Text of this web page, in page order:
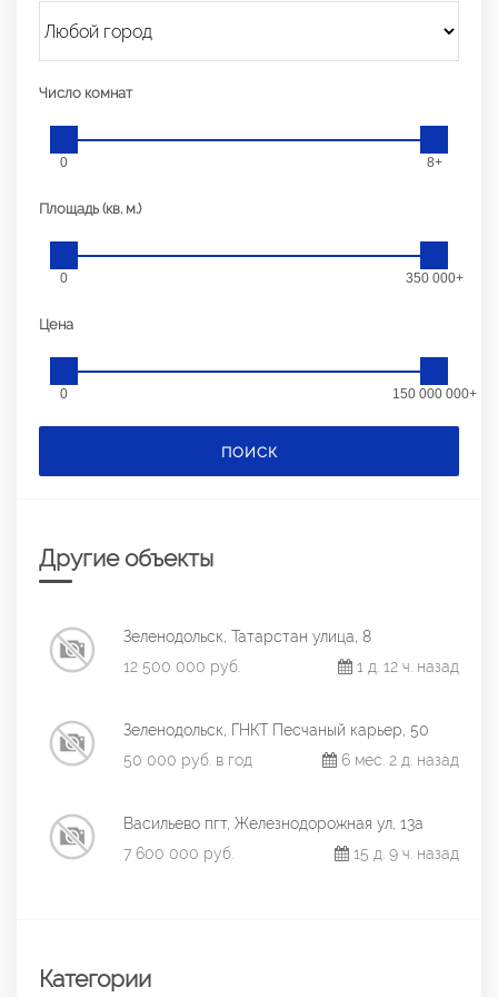
Число комнат
0 8+
Площадь (кв. м.)
0 350 000+
Цена
0 150 000 000+
ПОИСК
Другие объекты
Зеленодольск, Татарстан улица, 8
12 500 000 руб.
1 д. 12 ч. назад
Зеленодольск, ГНКТ Песчаный карьер, 50
50 000 руб. в год
6 мес. 2 д. назад
Васильево пгт, Железнодорожная ул, 13а
7 600 000 руб.
15 д. 9 ч. назад
Категории